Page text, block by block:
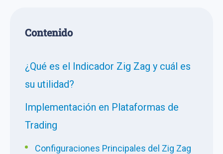
Сontenido
¿Qué es el Indicador Zig Zag y cuál es
su utilidad?
Implementación en Plataformas de
Trading
Configuraciones Principales del Zig Zag